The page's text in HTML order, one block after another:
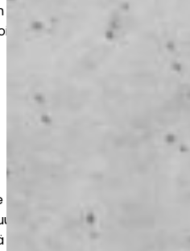
Saat kestävän ja
arjessa ja näyttää hyvältä
ja tehokkaasti
varastoihin ja
kuormitusta vastaaviksi.